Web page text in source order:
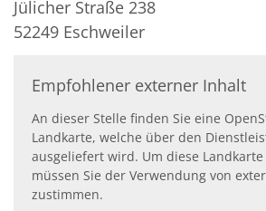
Jülicher Straße 238
52249 Eschweiler
Empfohlener externer Inhalt
An dieser Stelle finden Sie eine
Landkarte, welche über den
ausgeliefert wird. Um diese
müssen Sie der Verwendung von
zustimmen.